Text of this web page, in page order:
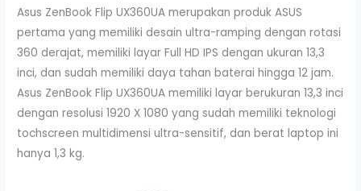
Asus ZenBook Flip UX360UA merupakan produk ASUS
pertama yang memiliki desain ultra-ramping dengan rotasi
360 derajat, memiliki layar Full HD IPS dengan ukuran 13,3
inci, dan sudah memiliki daya tahan baterai hingga 12 jam.
Asus ZenBook Flip UX360UA memiliki layar berukuran 13,3 inci
dengan resolusi 1920 X 1080 yang sudah memiliki teknologi
tochscreen multidimensi ultra-sensitif, dan berat laptop ini
hanya 1,3 kg.